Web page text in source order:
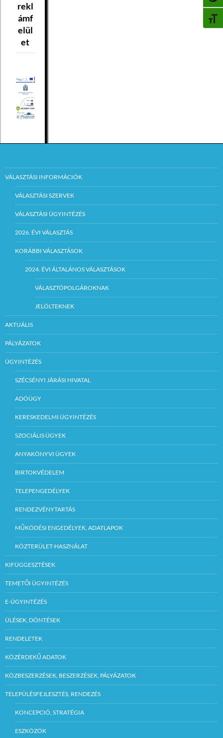
rekl
ámf
elül
et
VÁLASZTÁSI INFORMÁCIÓK
VÁLASZTÁSI SZERVEK
VÁLASZTÁSI ÜGYINTÉZÉS
2026. ÉVI VÁLASZTÁS
KORÁBBI VÁLASZTÁSOK
2024. ÉVI ÁLTALÁNOS VÁLASZTÁSOK
VÁLASZTÓPOLGÁROKNAK
JELÖLTEKNEK
AKTUÁLIS
PÁLYÁZATOK
ÜGYINTÉZÉS
SZÉCSÉNYI JÁRÁSI HIVATAL
ADÓÜGY
KERESKEDELMI ÜGYINTÉZÉS
SZOCIÁLIS ÜGYEK
ANYAKÖNYVI ÜGYEK
BIRTOKVÉDELEM
TELEPENGEDÉLYEK
RENDEZVÉNYTARTÁS
MŰKÖDÉSI ENGEDÉLYEK, ADATLAPOK
KÖZTERÜLET-HASZNÁLAT
KIFÜGGESZTÉSEK
TEMETŐI ÜGYINTÉZÉS
E-ÜGYINTÉZÉS
ÜLÉSEK, DÖNTÉSEK
RENDELETEK
KÖZÉRDEKŰ ADATOK
KÖZBESZERZÉSEK, BESZERZÉSEK, PÁLYÁZATOK
TELEPÜLÉSFEJLESZTÉS, RENDEZÉS
KONCEPCIÓ, STRATÉGIA
ESZKÖZÖK